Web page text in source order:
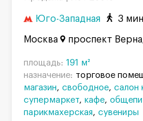
Юго-Западная 3 мин
Москва проспект
площадь: 191 м²
назначение: торговое
магазин
свободное салон
супермаркет кафе
парикмахерская
сувениры